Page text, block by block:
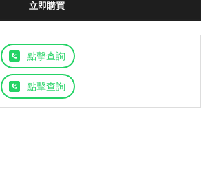
立即購買
點擊查詢
點擊查詢